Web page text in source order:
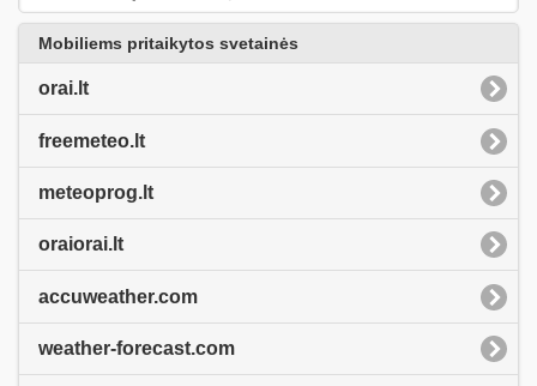
Mobiliems pritaikytos svetainės
orai.lt
freemeteo.lt
meteoprog.lt
oraiorai.lt
accuweather.com
weather-forecast.com